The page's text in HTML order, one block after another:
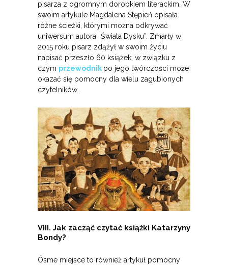
pisarza z ogromnym dorobkiem literackim. W
swoim artykule Magdalena Stępień opisała
różne ścieżki, którymi można odkrywać
uniwersum autora „Świata Dysku”. Zmarły w
2015 roku pisarz zdążył w swoim życiu
napisać przeszło 60 książek, w związku z
czym przewodnik po jego twórczości może
okazać się pomocny dla wielu zagubionych
czytelników.
VIII. Jak zacząć czytać książki Katarzyny
Bondy?
Ósme miejsce to również artykuł pomocny